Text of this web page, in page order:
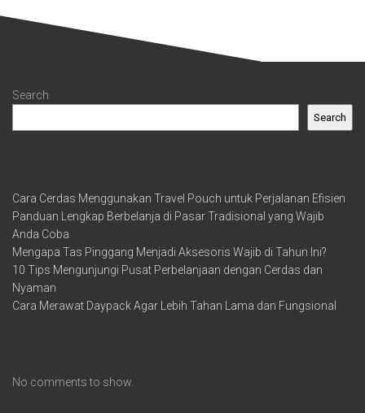
Search
Search
Cara Cerdas Menggunakan Travel Pouch untuk Perjalanan Efisien
Panduan Lengkap Berbelanja di Pasar Tradisional yang Wajib
Anda Coba
Mengapa Tas Pinggang Menjadi Aksesoris Wajib di Tahun Ini?
10 Tips Mengunjungi Pusat Perbelanjaan dengan Cerdas dan
Nyaman
Cara Merawat Daypack Agar Lebih Tahan Lama dan Fungsional
No comments to show.